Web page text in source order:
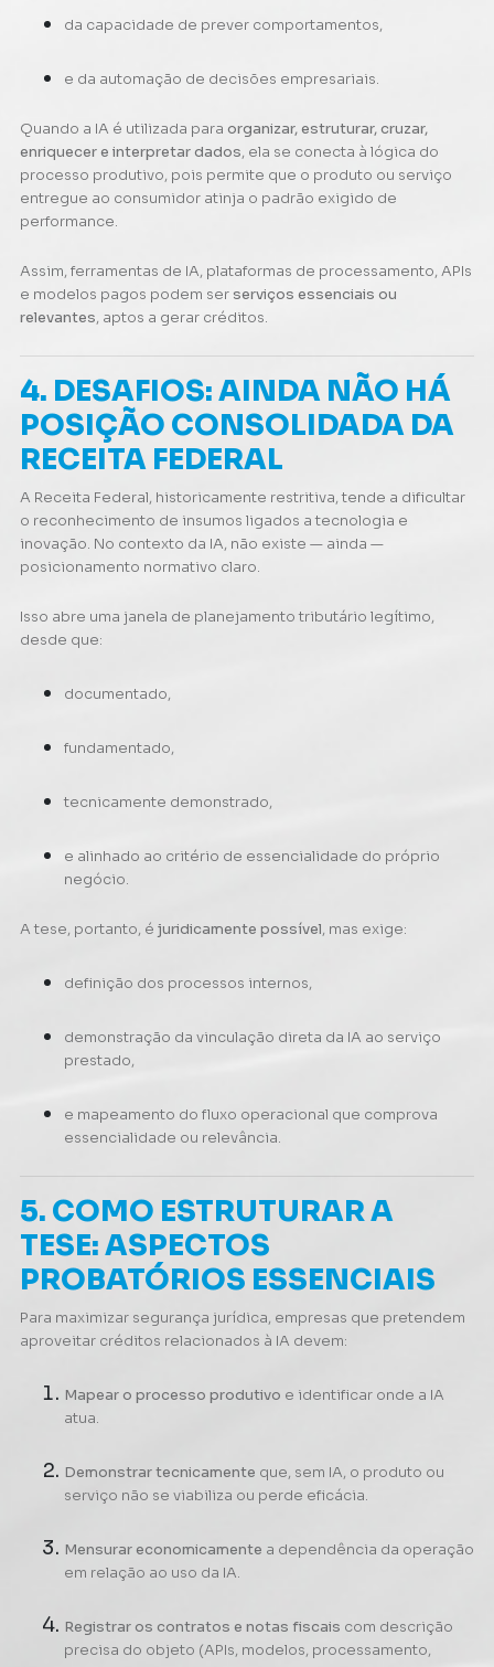
da capacidade de prever comportamentos,
e da automação de decisões empresariais.
Quando a IA é utilizada para organizar, estruturar, cruzar,
enriquecer e interpretar dados, ela se conecta à lógica do
processo produtivo, pois permite que o produto ou serviço
entregue ao consumidor atinja o padrão exigido de
performance.
Assim, ferramentas de IA, plataformas de processamento, APIs
e modelos pagos podem ser serviços essenciais ou
relevantes, aptos a gerar créditos.
4. DESAFIOS: AINDA NÃO HÁ
POSIÇÃO CONSOLIDADA DA
RECEITA FEDERAL
A Receita Federal, historicamente restritiva, tende a dificultar
o reconhecimento de insumos ligados a tecnologia e
inovação. No contexto da IA, não existe — ainda —
posicionamento normativo claro.
Isso abre uma janela de planejamento tributário legítimo,
desde que:
documentado,
fundamentado,
tecnicamente demonstrado,
e alinhado ao critério de essencialidade do próprio
negócio.
A tese, portanto, é juridicamente possível, mas exige:
definição dos processos internos,
demonstração da vinculação direta da IA ao serviço
prestado,
e mapeamento do fluxo operacional que comprova
essencialidade ou relevância.
5. COMO ESTRUTURAR A
TESE: ASPECTOS
PROBATÓRIOS ESSENCIAIS
Para maximizar segurança jurídica, empresas que pretendem
aproveitar créditos relacionados à IA devem:
Mapear o processo produtivo e identificar onde a IA
atua.
Demonstrar tecnicamente que, sem IA, o produto ou
serviço não se viabiliza ou perde eficácia.
Mensurar economicamente a dependência da operação
em relação ao uso da IA.
Registrar os contratos e notas fiscais com descrição
precisa do objeto (APIs, modelos, processamento,